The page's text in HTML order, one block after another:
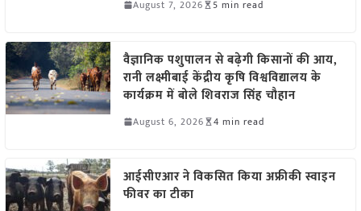
August 7, 2026 5 min read
वैज्ञानिक पशुपालन से बढ़ेगी किसानों की आय,
रानी लक्ष्मीबाई केंद्रीय कृषि विश्वविद्यालय के
कार्यक्रम में बोले शिवराज सिंह चौहान
August 6, 2026 4 min read
आईसीएआर ने विकसित किया अफ्रीकी स्वाइन
फीवर का टीका